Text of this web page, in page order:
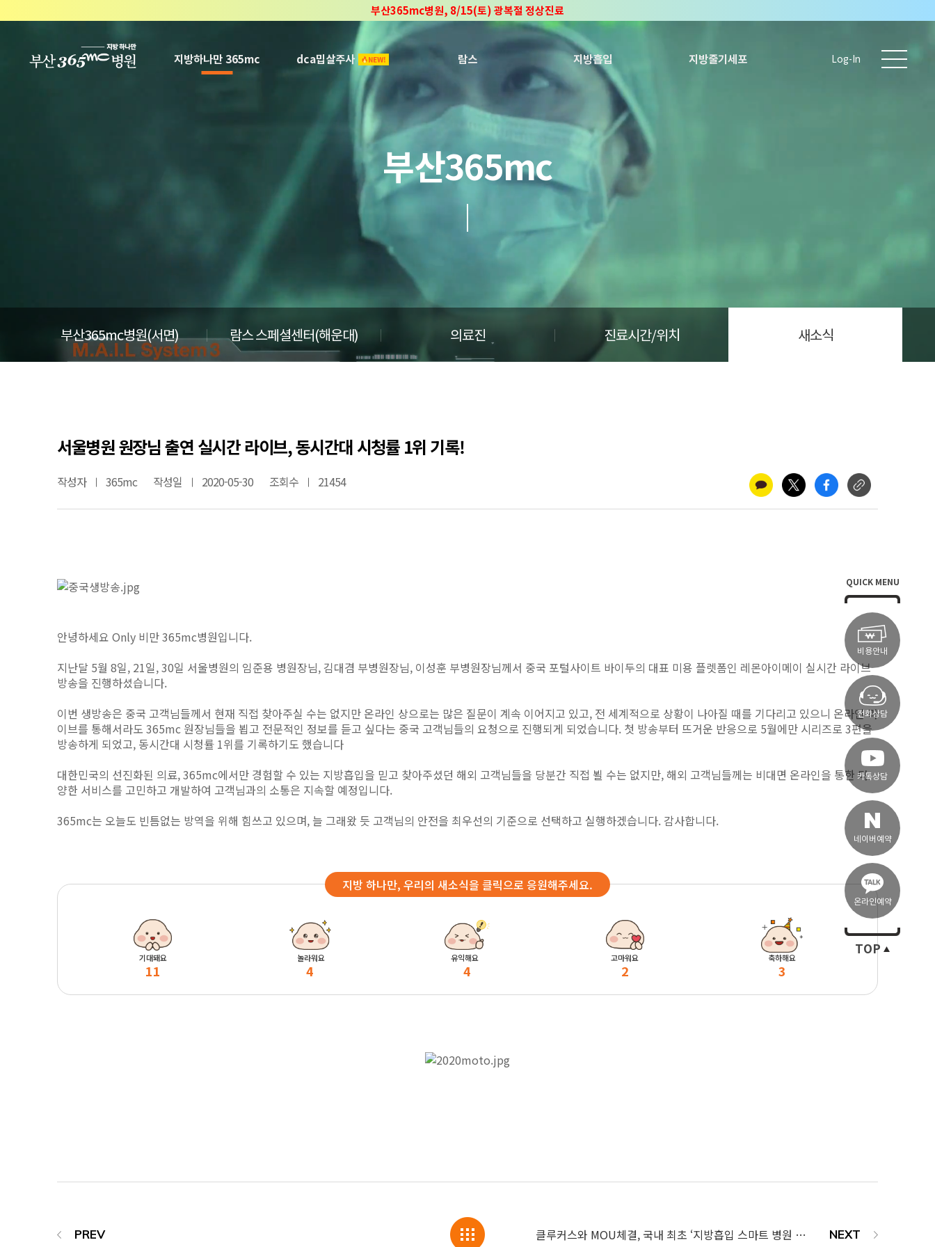
부산365mc병원, 8/15(토) 광복절 정상진료
부산365mc병원, 2년 연속 "Awards 2관왕" 수상
2025 "부산365mc 보건복지부 장관상" 수상!
지방하나만 365mc dca밉살주사 람스 지방흡입 지방줄기세포 Log-In
부산365mc
부산365mc병원(서면) 람스 스페셜센터(해운대) 의료진 진료시간/위치 새소식
서울병원 원장님 출연 실시간 라이브, 동시간대 시청률 1위 기록!
작성자 365mc 작성일 2020-05-30 조회수 21454
안녕하세요 Only 비만 365mc병원입니다.
지난달 5월 8일, 21일, 30일 서울병원의 임준용 병원장님, 김대겸 부병원장님, 이성훈 부병원장님께서 중국 포털사이트 바이두의 대표 미용 플렛폼인 레몬아이메이 실시간 라이브
방송을 진행하셨습니다.
이번 생방송은 중국 고객님들께서 현재 직접 찾아주실 수는 없지만 온라인 상으로는 많은 질문이 계속 이어지고 있고, 전 세계적으로 상황이 나아질 때를 기다리고 있으니 온라인 라
이브를 통해서라도 365mc 원장님들을 뵙고 전문적인 정보를 듣고 싶다는 중국 고객님들의 요청으로 진행되게 되었습니다. 첫 방송부터 뜨거운 반응으로 5월에만 시리즈로 3편을
방송하게 되었고, 동시간대 시청률 1위를 기록하기도 했습니다
대한민국의 선진화된 의료, 365mc에서만 경험할 수 있는 지방흡입을 믿고 찾아주셨던 해외 고객님들을 당분간 직접 뵐 수는 없지만, 해외 고객님들께는 비대면 온라인을 통한 다
양한 서비스를 고민하고 개발하여 고객님과의 소통은 지속할 예정입니다.
365mc는 오늘도 빈틈없는 방역을 위해 힘쓰고 있으며, 늘 그래왔 듯 고객님의 안전을 최우선의 기준으로 선택하고 실행하겠습니다. 감사합니다.
지방 하나만, 우리의 새소식을 클릭으로 응원해주세요.
기대돼요
11
놀라워요
4
유익해요
4
고마워요
2
축하해요
3
클루커스와 MOU체결, 국내 최초 ‘지방흡입 스마트 병원 시스템’구축
QUICK MENU
비용안내
전화상담
카톡상담
네이버예약
온라인예약
TOP